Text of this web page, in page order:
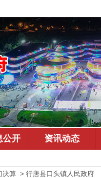
算 > 行唐县口头镇人民政府